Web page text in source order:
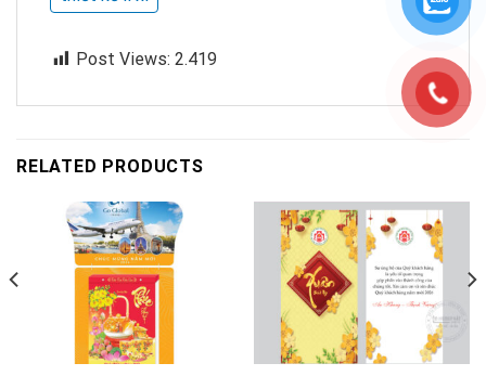
Post Views: 2.419
RELATED PRODUCTS